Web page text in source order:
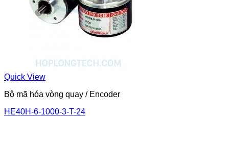
Quick View
Bộ mã hóa vòng quay / Encoder
HE40H-6-1000-3-T-24